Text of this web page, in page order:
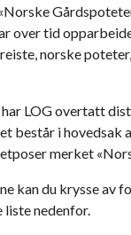
over tid
norske
LOG overtatt
består i hovedsak
merket
kan du krysse av
liste nedenfor.